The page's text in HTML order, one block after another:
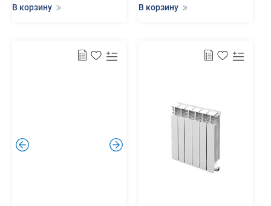
В корзину В корзину
. .